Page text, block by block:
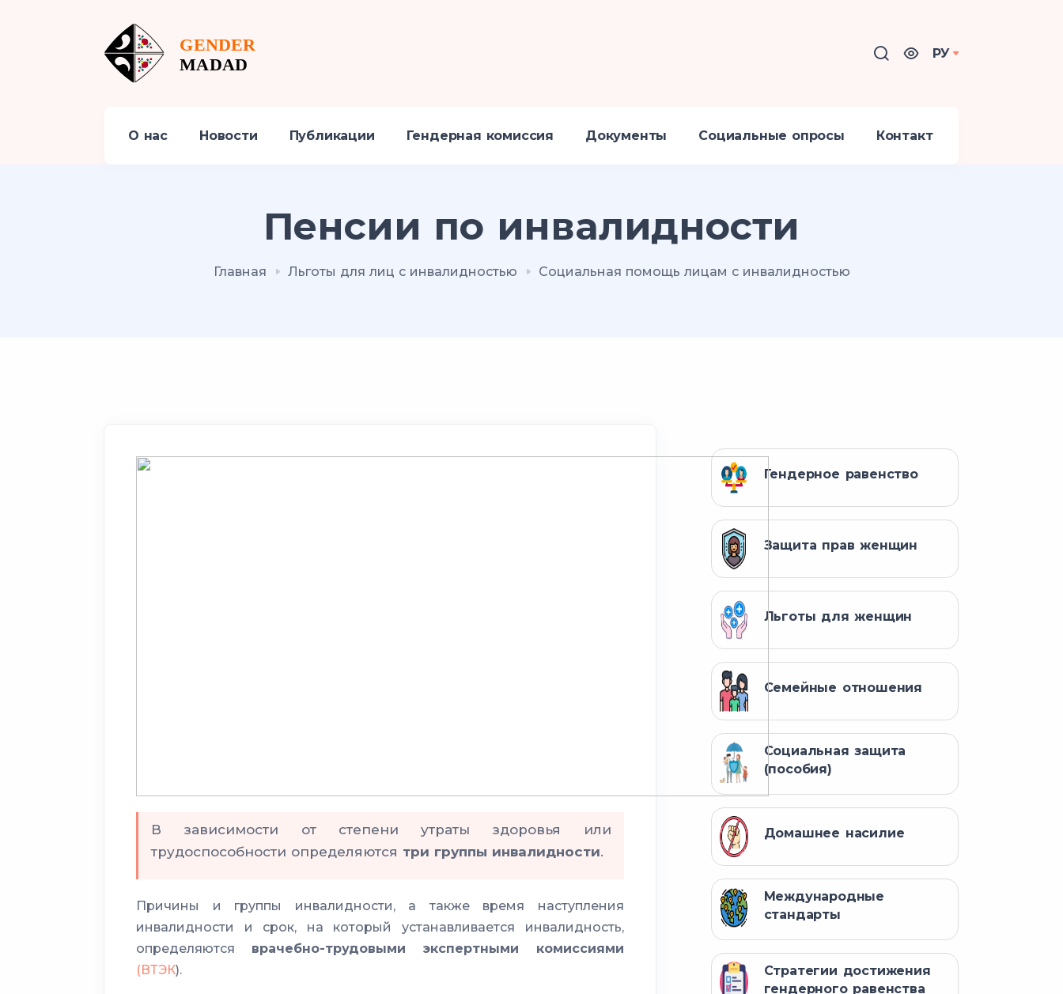
РУ
О нас Новости Публикации Гендерная комиссия Документы Социальные опросы Контакт
Пенсии по инвалидности
Главная Льготы для лиц с инвалидностью Социальная помощь лицам с инвалидностью
В зависимости от степени утраты здоровья или
трудоспособности определяются три группы инвалидности.
Причины и группы инвалидности, а также время наступления
инвалидности и срок, на который устанавливается инвалидность,
определяются врачебно-трудовыми экспертными комиссиями
(ВТЭК).
Гендерное равенство
Защита прав женщин
Льготы для женщин
Семейные отношения
Социальная защита
(пособия)
Домашнее насилие
Международные
стандарты
Стратегии достижения
гендерного равенства